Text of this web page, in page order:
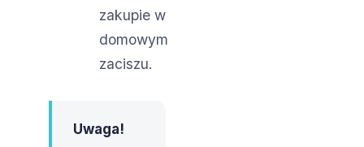
zakupie w
domowym
zaciszu.
Uwaga!